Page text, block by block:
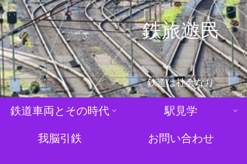
鉄旅遊民
鉄道は社会なり
鉄道車両とその時代 駅見学
我脳引鉄 お問い合わせ